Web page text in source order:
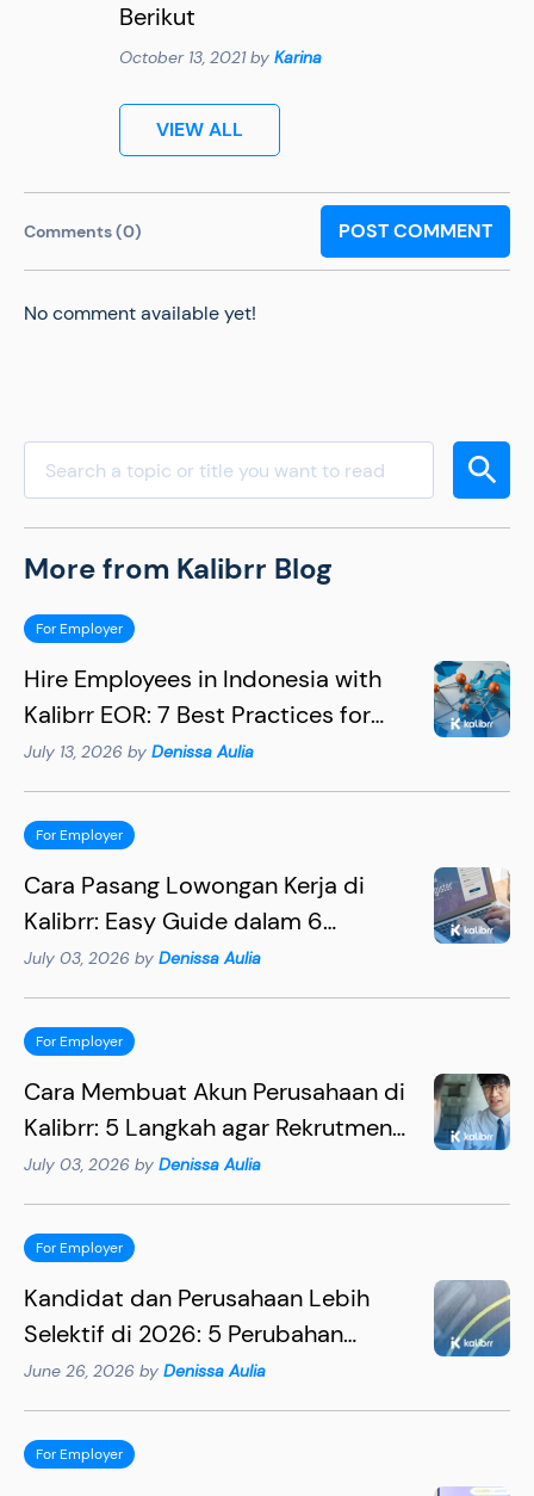
Berikut
October 13, 2021 by Karina
VIEW ALL
Comments (0) POST COMMENT
No comment available yet!
More from Kalibrr Blog
For Employer
Hire Employees in Indonesia with
Kalibrr EOR: 7 Best Practices for
Hiring Succesfully
July 13, 2026 by Denissa Aulia
For Employer
Cara Pasang Lowongan Kerja di
Kalibrr: Easy Guide dalam 6
Langkah
July 03, 2026 by Denissa Aulia
For Employer
Cara Membuat Akun Perusahaan di
Kalibrr: 5 Langkah agar Rekrutmen
Lebih Efektif
July 03, 2026 by Denissa Aulia
For Employer
Kandidat dan Perusahaan Lebih
Selektif di 2026: 5 Perubahan
Penting yang Wajib Dipahami HR
June 26, 2026 by Denissa Aulia
For Employer